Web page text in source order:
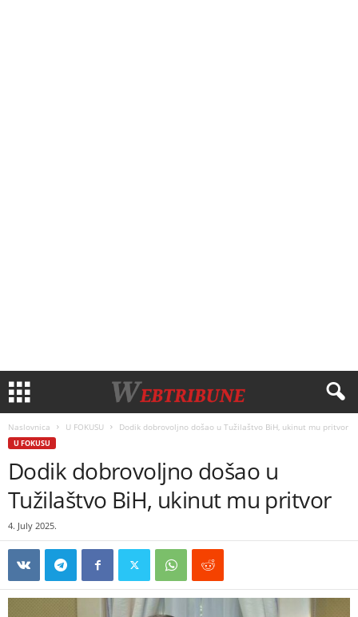
Naslovnica U FOKUSU Dodik dobrovoljno došao u Tužilaštvo BiH, ukinut mu pritvor
U FOKUSU
Dodik dobrovoljno došao u
Tužilaštvo BiH, ukinut mu pritvor
4. July 2025.